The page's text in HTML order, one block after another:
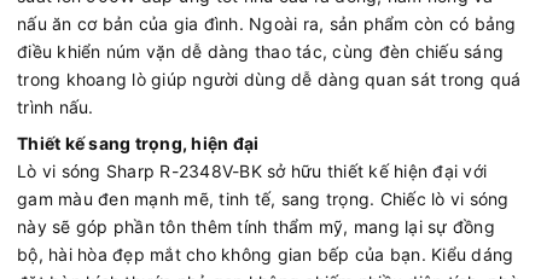
nấu ăn cơ bản của gia đình. Ngoài ra, sản phẩm còn có bảng
điều khiển núm vặn dễ dàng thao tác, cùng đèn chiếu sáng
trong khoang lò giúp người dùng dễ dàng quan sát trong quá
trình nấu.
Thiết kế sang trọng, hiện đại
Lò vi sóng Sharp R-2348V-BK sở hữu thiết kế hiện đại với
gam màu đen mạnh mẽ, tinh tế, sang trọng. Chiếc lò vi sóng
này sẽ góp phần tôn thêm tính thẩm mỹ, mang lại sự đồng
bộ, hài hòa đẹp mắt cho không gian bếp của bạn. Kiểu dáng